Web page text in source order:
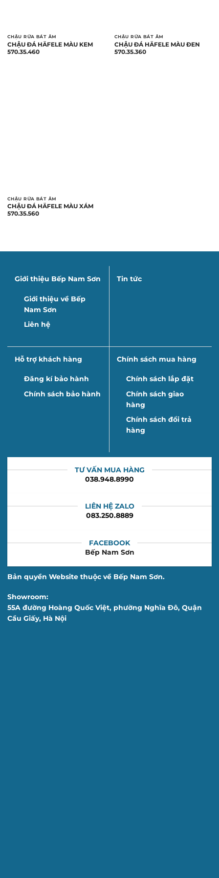
CHẬU RỬA BÁT ÂM
CHẬU ĐÁ HÄFELE MÀU KEM
570.35.460
CHẬU RỬA BÁT ÂM
CHẬU ĐÁ HÄFELE MÀU ĐEN
570.35.360
CHẬU RỬA BÁT ÂM
CHẬU ĐÁ HÄFELE MÀU XÁM
570.35.560
Giới thiệu Bếp Nam Sơn
Giới thiệu về Bếp
Nam Sơn
Liên hệ
Tin tức
Hỗ trợ khách hàng
Đăng kí bảo hành
Chính sách bảo hành
Chính sách mua hàng
Chính sách lắp đặt
Chính sách giao
hàng
Chính sách đổi trả
hàng
TƯ VẤN MUA HÀNG
038.948.8990
LIÊN HỆ ZALO
083.250.8889
FACEBOOK
Bếp Nam Sơn
Bản quyền Website thuộc về Bếp Nam Sơn.
Showroom:
55A đường Hoàng Quốc Việt, phường Nghĩa Đô, Quận
Cầu Giấy, Hà Nội